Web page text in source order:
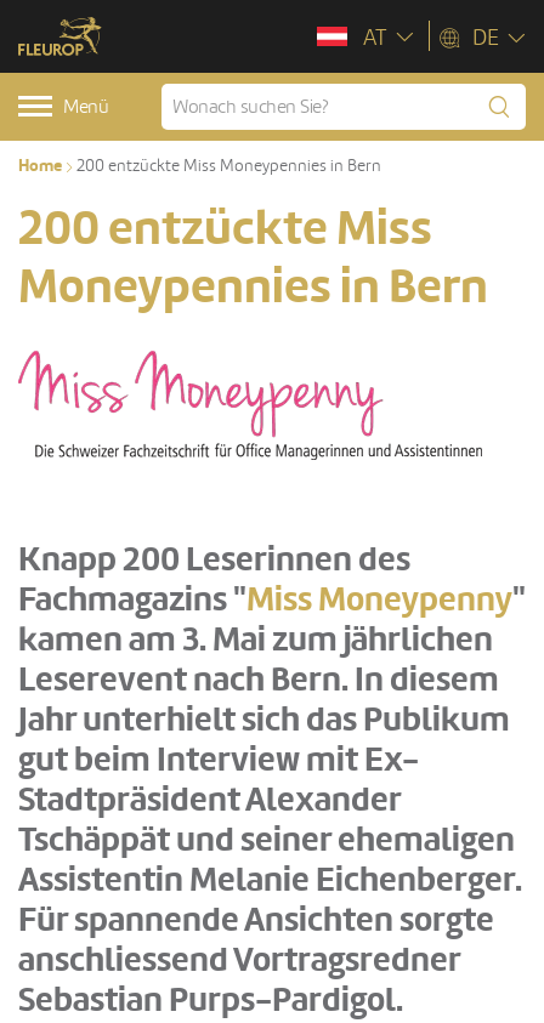
AT DE
Menü
Home 200 entzückte Miss Moneypennies in Bern
200 entzückte Miss
Moneypennies in Bern
Knapp 200 Leserinnen des
Fachmagazins "Miss Moneypenny"
kamen am 3. Mai zum jährlichen
Leserevent nach Bern. In diesem
Jahr unterhielt sich das Publikum
gut beim Interview mit Ex-
Stadtpräsident Alexander
Tschäppät und seiner ehemaligen
Assistentin Melanie Eichenberger.
Für spannende Ansichten sorgte
anschliessend Vortragsredner
Sebastian Purps-Pardigol.